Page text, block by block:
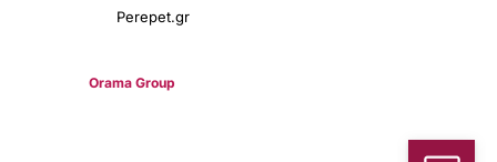
Perepet.gr
Orama Group